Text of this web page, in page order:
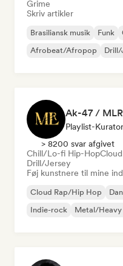
Grime
Skriv artikler
Brasiliansk musik Funk
Afrobeat/Afropop
Drill/
Ak-47 / MLR
Playlist-Kurator
> 8200 svar afgivet
Chill/Lo-fi Hip-Hop
Drill/Jersey
Føj kunstnere til mine
Cloud Rap/Hip Hop
Indie-rock
Metal/Heavy